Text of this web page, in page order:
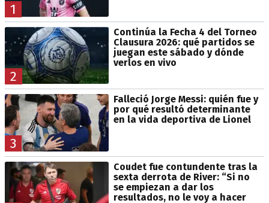
1
2
Continúa la Fecha 4 del Torneo
Clausura 2026: qué partidos se
juegan este sábado y dónde
verlos en vivo
3
Falleció Jorge Messi: quién fue y
por qué resultó determinante
en la vida deportiva de Lionel
Coudet fue contundente tras la
sexta derrota de River: “Si no
se empiezan a dar los
resultados, no le voy a hacer